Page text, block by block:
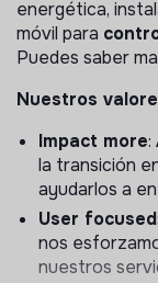
energética,
móvil para
Puedes saber
Nuestros
Impact more:
la transición
ayudarlos a
User focused:
nos
nuestros